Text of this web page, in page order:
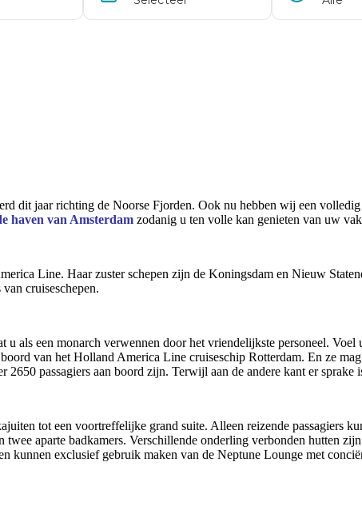
dit jaar richting de Noorse Fjorden. Ook nu hebben wij een
haven van Amsterdam zodanig u ten volle kan genieten van uw
Line. Haar zuster schepen zijn de Koningsdam en Nieuw
cruiseschepen.
als een monarch verwennen door het vriendelijkste personeel.
van het Holland America Line cruiseschip Rotterdam. En ze
passagiers aan boord zijn. Terwijl aan de andere kant er
tot een voortreffelijke grand suite. Alleen reizende passagiers
aparte badkamers. Verschillende onderling verbonden hutten
kunnen exclusief gebruik maken van de Neptune Lounge met